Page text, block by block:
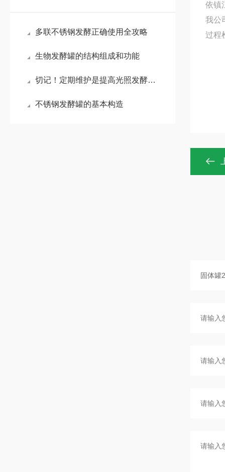
多联不锈钢发酵正确使用全攻略
生物发酵罐的结构组成和功能
切记！定期维护是提高光照发酵罐运行效率和稳定性的关键
不锈钢发酵罐的基本构造
依镇
我公
过程